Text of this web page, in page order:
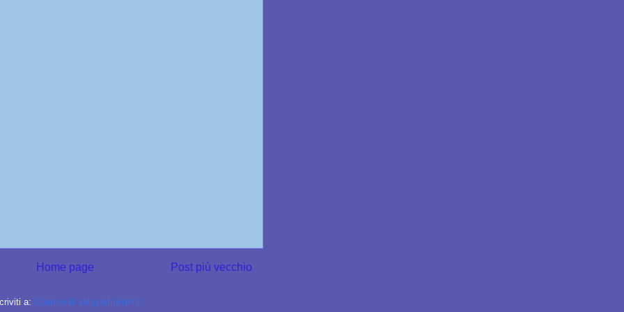
Post più vecchio
Home page
a: Commenti sul post (Atom)